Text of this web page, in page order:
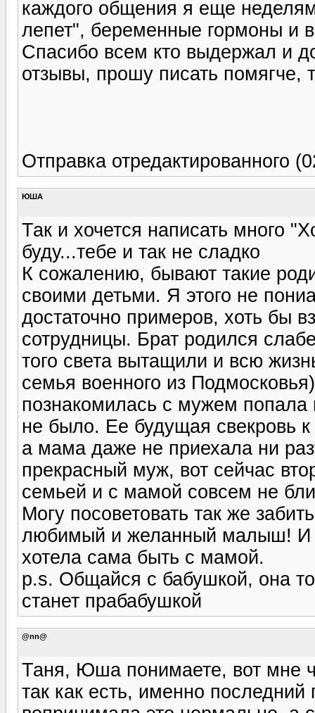
каждого общения я еще
лепет", беременные гормоны и
Спасибо всем кто выдержал и
отзывы, прошу писать помягче,
Отправка отредактированного
ЮША
Так и хочется написать много
буду...тебе и так не сладко
К сожалению, бывают такие
своими детьми. Я этого не
достаточно примеров, хоть бы
сотрудницы. Брат родился
того света вытащили и всю
семья военного из
познакомилась с мужем попала
не было. Ее будущая свекровь
а мама даже не приехала ни
прекрасный муж, вот сейчас
семьей и с мамой совсем не
Могу посоветовать так же
любимый и желанный малыш! И
хотела сама быть с мамой.
p.s. Общайся с бабушкой, она то
станет прабабушкой
@nn@
Таня, Юша понимаете, вот мне
так как есть, именно